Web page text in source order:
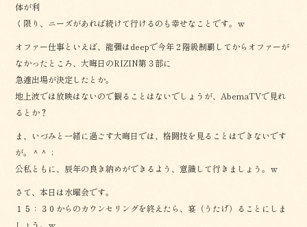
体が利
く限り、ニーズがあれば続けて行けるのも幸せなことです。ｗ
オファー仕事といえば、龍彌はdeepで今年２階級制覇してからオファーが
なかったところ、大晦日のRIZIN第３部に
急遽出場が決定したとか。
地上波では放映はないので観ることはないでしょうが、AbemaTVで見れ
るとか？
ま、いづみと一緒に過ごす大晦日では、格闘技を見ることはできないです
が。＾＾；
公私ともに、辰年の良き納めができるよう、意識して行きましょう。ｗ
さて、本日は水曜会です。
１５：３０からのカウンセリングを終えたら、宴（うたげ）ることにしま